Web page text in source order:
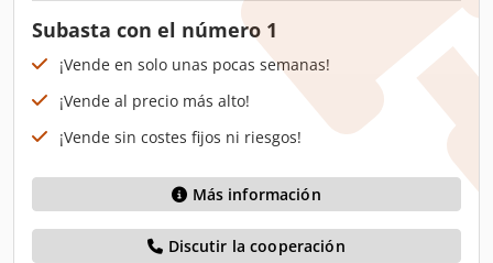
Subasta con el número 1
¡Vende en solo unas pocas semanas!
¡Vende al precio más alto!
¡Vende sin costes fijos ni riesgos!
Más información
Discutir la cooperación